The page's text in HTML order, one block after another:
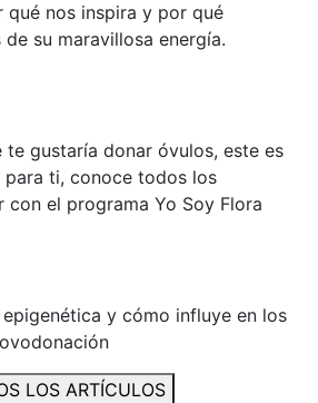
qué nos inspira y por qué
su maravillosa energía.
te gustaría donar óvulos, este es
ti, conoce todos los
con el programa Yo Soy Flora
y cómo influye en los
LOS ARTÍCULOS